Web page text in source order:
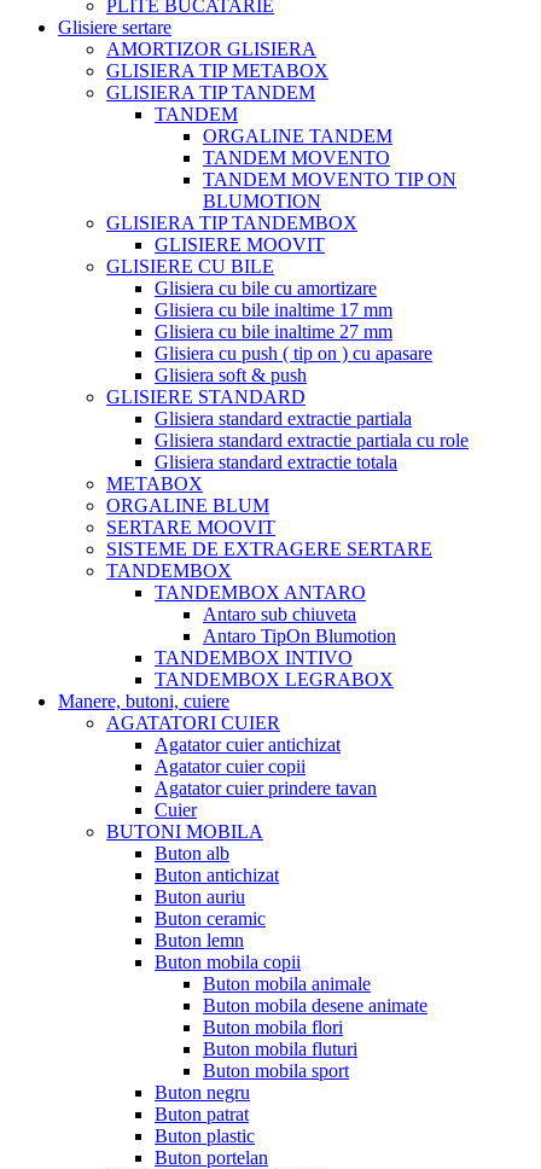
PLITE BUCATARIE
Glisiere sertare
AMORTIZOR GLISIERA
GLISIERA TIP METABOX
GLISIERA TIP TANDEM
TANDEM
ORGALINE TANDEM
TANDEM MOVENTO
TANDEM MOVENTO TIP ON
BLUMOTION
GLISIERA TIP TANDEMBOX
GLISIERE MOOVIT
GLISIERE CU BILE
Glisiera cu bile cu amortizare
Glisiera cu bile inaltime 17 mm
Glisiera cu bile inaltime 27 mm
Glisiera cu push ( tip on ) cu apasare
Glisiera soft & push
GLISIERE STANDARD
Glisiera standard extractie partiala
Glisiera standard extractie partiala cu role
Glisiera standard extractie totala
METABOX
ORGALINE BLUM
SERTARE MOOVIT
SISTEME DE EXTRAGERE SERTARE
TANDEMBOX
TANDEMBOX ANTARO
Antaro sub chiuveta
Antaro TipOn Blumotion
TANDEMBOX INTIVO
TANDEMBOX LEGRABOX
Manere, butoni, cuiere
AGATATORI CUIER
Agatator cuier antichizat
Agatator cuier copii
Agatator cuier prindere tavan
Cuier
BUTONI MOBILA
Buton alb
Buton antichizat
Buton auriu
Buton ceramic
Buton lemn
Buton mobila copii
Buton mobila animale
Buton mobila desene animate
Buton mobila flori
Buton mobila fluturi
Buton mobila sport
Buton negru
Buton patrat
Buton plastic
Buton portelan